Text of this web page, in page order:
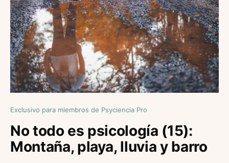
Exclusivo para miembros de Psyciencia Pro
No todo es psicología (15):
Montaña, playa, lluvia y barro